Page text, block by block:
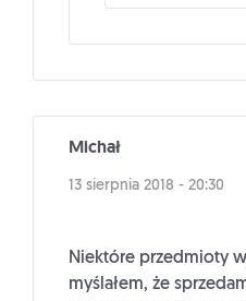
Michał
13 sierpnia 2018 - 20:30
Niektóre przedmioty
myślałem, że